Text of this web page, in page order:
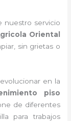
nuestro servicio
Oriental
sin grietas o
en la
piso
de diferentes
para trabajos